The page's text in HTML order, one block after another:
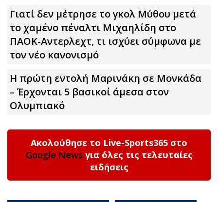
Γιατί δεν μέτρησε το γκολ Μύθου μετά
το χαμένο πέναλτι Μιχαηλίδη στο
ΠΑΟΚ-Αντερλεχτ, τι ισχύει σύμφωνα με
τον νέο κανονισμό
Η πρώτη εντολή Μαρινάκη σε Μονκάδα
– Έρχονται 5 βασικοί άμεσα στον
Ολυμπιακό
Ακολούθησε το Live-Sports365 στο
Google News για όλες τις τελευταίες
ειδήσεις